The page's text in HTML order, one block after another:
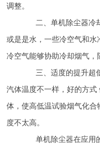
调整。
二、单机除尘器冷却
或是是水，一些冷空气和
冷空气能够协助冷却烟气，
三、适度的提升超低
汽体温度不一样，好的方
体，使高低温试验烟气化
度不太高。
单机除尘器在应用的